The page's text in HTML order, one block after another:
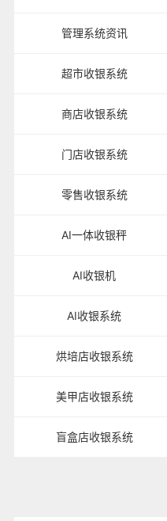
管理系统资讯
超市收银系统
商店收银系统
门店收银系统
零售收银系统
AI一体收银秤
AI收银机
AI收银系统
烘培店收银系统
美甲店收银系统
盲盒店收银系统